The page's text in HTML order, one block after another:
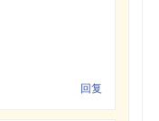
回复